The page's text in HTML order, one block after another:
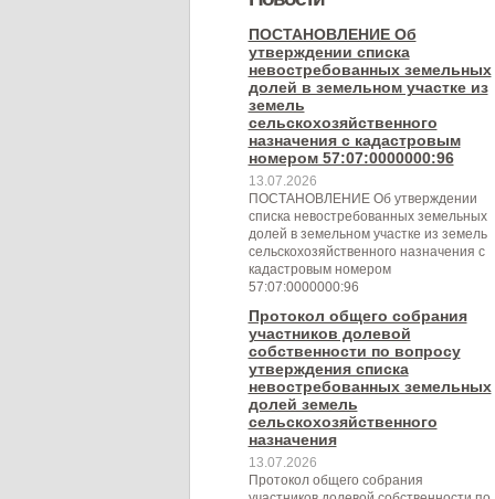
ПОСТАНОВЛЕНИЕ Об
утверждении списка
невостребованных земельных
долей в земельном участке из
земель
сельскохозяйственного
назначения с кадастровым
номером 57:07:0000000:96
13.07.2026
ПОСТАНОВЛЕНИЕ Об утверждении
списка невостребованных земельных
долей в земельном участке из земель
сельскохозяйственного назначения с
кадастровым номером
57:07:0000000:96
Протокол общего собрания
участников долевой
собственности по вопросу
утверждения списка
невостребованных земельных
долей земель
сельскохозяйственного
назначения
13.07.2026
Протокол общего собрания